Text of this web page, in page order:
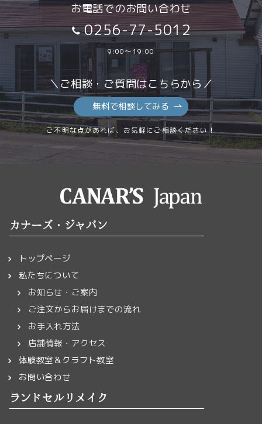
お電話でのお問い合わせ
0256-77-5012
9:00～19:00
＼ご相談・ご質問はこちらから／
無料で相談してみる
ご不明な点があれば、お気軽にご相談ください！
カナーズ・ジャパン
トップページ
私たちについて
お知らせ・ご案内
ご注文からお届けまでの流れ
お手入れ方法
店舗情報・アクセス
体験教室＆クラフト教室
お問い合わせ
ランドセルリメイク